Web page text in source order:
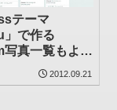
テーマ
」で作る
写真一覧もよか
Sampression
うテーマもなか
2012.09.21